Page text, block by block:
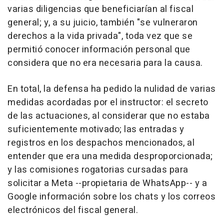
varias diligencias que beneficiarían al fiscal
general; y, a su juicio, también "se vulneraron
derechos a la vida privada", toda vez que se
permitió conocer información personal que
considera que no era necesaria para la causa.
En total, la defensa ha pedido la nulidad de varias
medidas acordadas por el instructor: el secreto
de las actuaciones, al considerar que no estaba
suficientemente motivado; las entradas y
registros en los despachos mencionados, al
entender que era una medida desproporcionada;
y las comisiones rogatorias cursadas para
solicitar a Meta --propietaria de WhatsApp-- y a
Google información sobre los chats y los correos
electrónicos del fiscal general.